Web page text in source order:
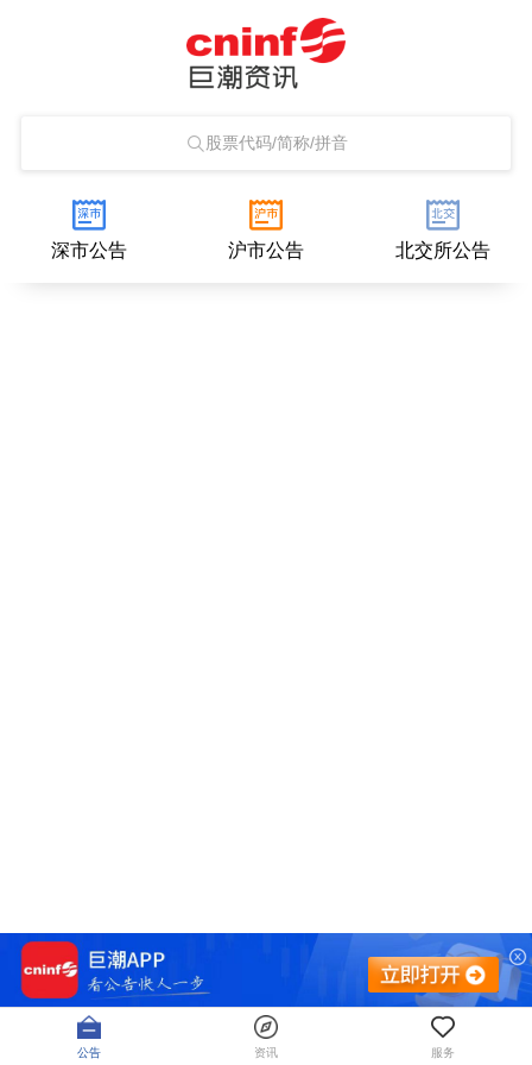
股票代码/简称/拼音
深市公告 沪市公告 北交所公告
公告 资讯 服务